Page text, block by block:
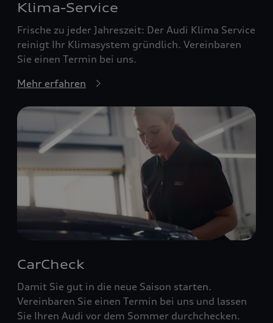
Klima-Service
Frische zu jeder Jahreszeit: Der Audi Klima Service
reinigt Ihr Klimasystem gründlich. Vereinbaren
Sie einen Termin bei uns.
Mehr erfahren
CarCheck
Damit Sie gut in die neue Saison starten.
Vereinbaren Sie einen Termin bei uns und lassen
Sie Ihren Audi vor dem Sommer durchchecken.